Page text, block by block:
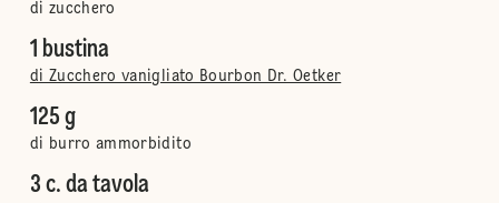
di zucchero
1 bustina
di Zucchero vanigliato Bourbon Dr. Oetker
125 g
di burro ammorbidito
3 c. da tavola